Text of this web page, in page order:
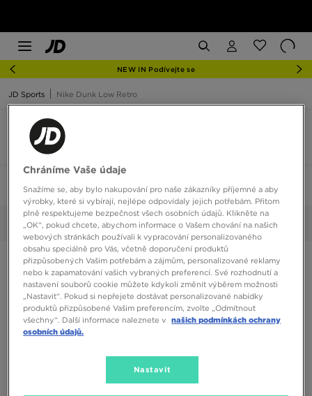
NEW IN Podívejte se
JD Sports Nike Dunk Low Retro
Nike Dunk Low Retro barva šedá
Seřadit:Doporučené Filtrovat 1
Vybrané: Šedá Smazat vše
Chráníme Vaše údaje
Snažíme se, aby bylo nakupování pro naše zákazníky příjemné a aby
výrobky, které si vybírají, nejlépe odpovídaly jejich potřebám. Přitom
plně respektujeme bezpečnost všech osobních údajů. Klikněte na
„OK“, pokud chcete, abychom informace o Vašem chování na našich
webových stránkách používali k vypracování personalizovaného
obsahu speciálně pro Vás, včetně doporučení produktů
přizpůsobených Vašim potřebám a zájmům, personalizované reklamy
nebo k zapamatování vašich vybraných preferencí. Své rozhodnutí a
nastavení souborů cookie můžete kdykoli změnit výběrem možnosti
„Nastavit“. Pokud si nepřejete dostávat personalizované nabídky
produktů přizpůsobené Vašim preferencím, zvolte „Odmítnout
všechny“. Další informace naleznete v našich podmínkách ochrany
osobních údajů.
Nastavit